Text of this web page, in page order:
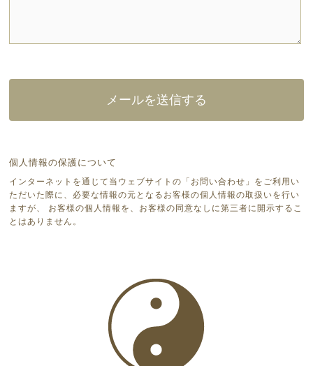
個人情報の保護について
インターネットを通じて当ウェブサイトの「お問い合わせ」をご利用い
ただいた際に、必要な情報の元となるお客様の個人情報の取扱いを行い
ますが、 お客様の個人情報を、お客様の同意なしに第三者に開示するこ
とはありません。